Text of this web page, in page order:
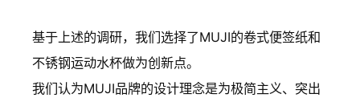
基于上述的调研，我们选择了MUJI的卷式便签纸和
不锈钢运动水杯做为创新点。
我们认为MUJI品牌的设计理念是为极简主义、突出